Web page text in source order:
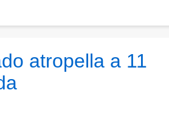
atropella a 11